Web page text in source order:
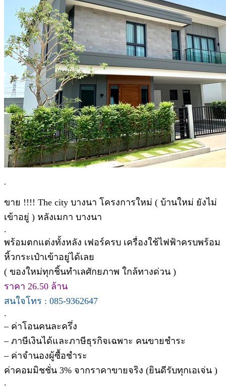
.
ขาย !!!! The city บางนา โครงการใหม่ ( บ้านใหม่ ยังไม่
เข้าอยู่ ) หลังเมกา บางนา
.
พร้อมตกแต่งทั้งหลัง เฟอร์ครบ เครื่องใช้ไฟฟ้าครบพร้อม
หิ้วกระเป๋าเข้าอยู่ได้เลย
( ของใหม่ทุกชิ้นทำเลศักยภาพ ใกล้ทางด่วน )
ราคา 26.50 ล้าน
สนใจโทร : 085-9362647
.
– ค่าโอนคนละครึ่ง
– ภาษีเงินได้และภาษีธุรกิจเฉพาะ คนขายชำระ
– ค่าจำนองผู้ซื้อชำระ
ค่าคอมมิชชั่น 3% จากราคาขายจริง (ยินดีรับทุกเอเจ่น )
.